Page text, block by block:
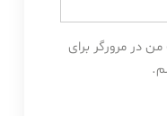
در مرورگر برای